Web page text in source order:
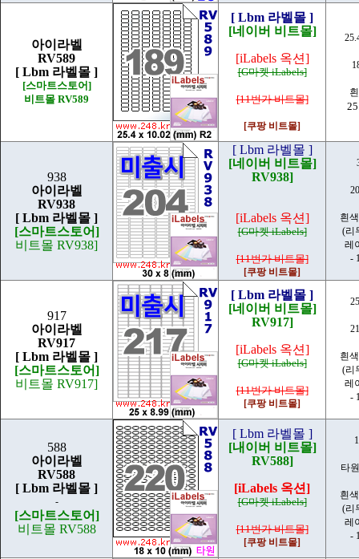
아이라벨
RV589
[ Lbm 라벨몰 ]
[스마트스토어]
비트몰 RV589
[ Lbm 라벨몰 ]
[네이버 비트몰]
[iLabels 옥션]
[G마켓 iLabels]
[11번가 비트몰]
[쿠팡 비트몰]
938
아이라벨
RV938
[ Lbm 라벨몰 ]
[스마트스토어]
비트몰 RV938]
[ Lbm 라벨몰 ]
[네이버 비트몰]
RV938]
[iLabels 옥션]
[G마켓 iLabels]
[11번가 비트몰]
[쿠팡 비트몰]
흰
(리
레
-
917
아이라벨
RV917
[ Lbm 라벨몰 ]
[스마트스토어]
비트몰 RV917]
[ Lbm 라벨몰 ]
[네이버 비트몰]
RV917]
[iLabels 옥션]
[G마켓 iLabels]
[11번가 비트몰]
[쿠팡 비트몰]
흰
(리
레
-
588
아이라벨
RV588
[ Lbm 라벨몰 ]
-
[스마트스토어]
비트몰 RV588
[ Lbm 라벨몰 ]
[내이버 비트몰]
RV588]
[iLabels 옥션]
[G마켓 iLabels]
[11번가 비트몰]
[쿠팡 비트몰]
타
흰
(리
레
-